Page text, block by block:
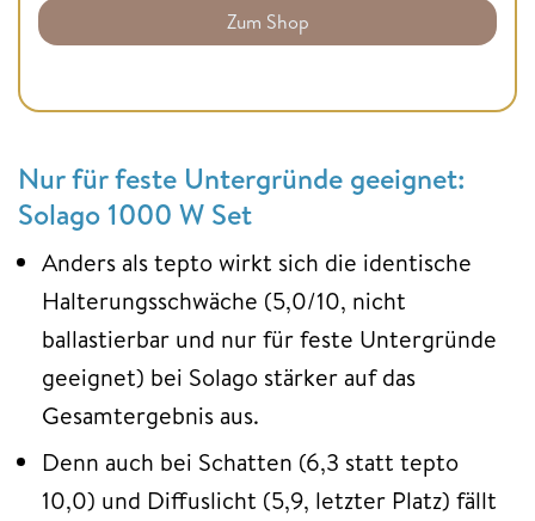
Zum Shop
Nur für feste Untergründe geeignet:
Solago 1000 W Set
Anders als tepto wirkt sich die identische
Halterungsschwäche (5,0/10, nicht
ballastierbar und nur für feste Untergründe
geeignet) bei Solago stärker auf das
Gesamtergebnis aus.
Denn auch bei Schatten (6,3 statt tepto
10,0) und Diffuslicht (5,9, letzter Platz) fällt